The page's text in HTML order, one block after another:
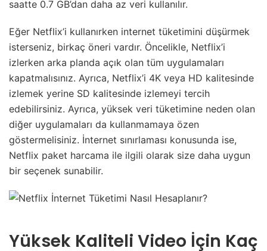
saatte 0.7 GB’dan daha az veri kullanılır.
Eğer Netflix’i kullanırken internet tüketimini düşürmek
isterseniz, birkaç öneri vardır. Öncelikle, Netflix’i
izlerken arka planda açık olan tüm uygulamaları
kapatmalısınız. Ayrıca, Netflix’i 4K veya HD kalitesinde
izlemek yerine SD kalitesinde izlemeyi tercih
edebilirsiniz. Ayrıca, yüksek veri tüketimine neden olan
diğer uygulamaları da kullanmamaya özen
göstermelisiniz. İnternet sınırlaması konusunda ise,
Netflix paket harcama ile ilgili olarak size daha uygun
bir seçenek sunabilir.
Yüksek Kaliteli Video İçin Kaç